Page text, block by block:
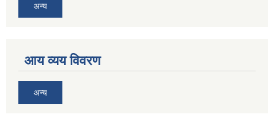
अन्य
आय व्यय विवरण
अन्य